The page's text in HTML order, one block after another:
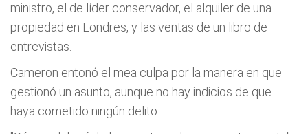
ministro, el de líder conservador, el alquiler de una
propiedad en Londres, y las ventas de un libro de
entrevistas.
Cameron entonó el mea culpa por la manera en que
gestionó un asunto, aunque no hay indicios de que
haya cometido ningún delito.